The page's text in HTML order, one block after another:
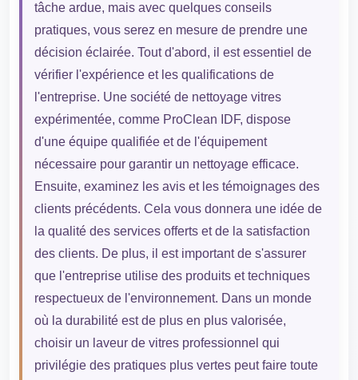
tâche ardue, mais avec quelques conseils
pratiques, vous serez en mesure de prendre une
décision éclairée. Tout d'abord, il est essentiel de
vérifier l'expérience et les qualifications de
l'entreprise. Une société de nettoyage vitres
expérimentée, comme ProClean IDF, dispose
d'une équipe qualifiée et de l'équipement
nécessaire pour garantir un nettoyage efficace.
Ensuite, examinez les avis et les témoignages des
clients précédents. Cela vous donnera une idée de
la qualité des services offerts et de la satisfaction
des clients. De plus, il est important de s'assurer
que l'entreprise utilise des produits et techniques
respectueux de l'environnement. Dans un monde
où la durabilité est de plus en plus valorisée,
choisir un laveur de vitres professionnel qui
privilégie des pratiques plus vertes peut faire toute